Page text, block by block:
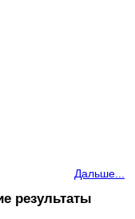
Дальше...
результаты